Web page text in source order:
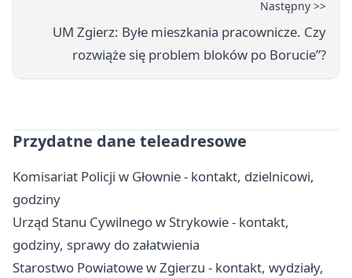
Następny >>
UM Zgierz: Byłe mieszkania pracownicze. Czy
rozwiąże się problem bloków po Borucie”?
Przydatne dane teleadresowe
Komisariat Policji w Głownie - kontakt, dzielnicowi,
godziny
Urząd Stanu Cywilnego w Strykowie - kontakt,
godziny, sprawy do załatwienia
Starostwo Powiatowe w Zgierzu - kontakt, wydziały,